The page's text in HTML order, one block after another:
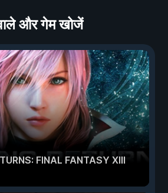
और गेम खोजें
FINAL FANTASY XIII